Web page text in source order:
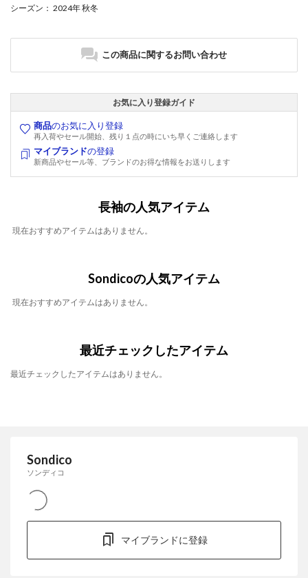
シーズン ： 2024年 秋冬
この商品に関するお問い合わせ
お気に入り登録ガイド
商品のお気に入り登録
再入荷やセール開始、残り１点の時にいち早くご連絡します
マイブランドの登録
新商品やセール等、ブランドのお得な情報をお送りします
長袖の人気アイテム
現在おすすめアイテムはありません。
Sondicoの人気アイテム
現在おすすめアイテムはありません。
最近チェックしたアイテム
最近チェックしたアイテムはありません。
Sondico
ソンディコ
マイブランドに登録